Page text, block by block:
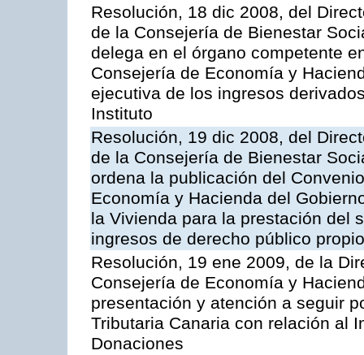
Resolución, 18 dic 2008, del
de la Consejería de Bienestar
delega en el órgano competente
Consejería de Economía y
ejecutiva de los ingresos
Instituto
Resolución, 19 dic 2008, del
de la Consejería de Bienestar
ordena la publicación del
Economía y Hacienda del
la Vivienda para la prestación del
ingresos de derecho público
Resolución, 19 ene 2009, de la
Consejería de Economía y
presentación y atención a seguir
Tributaria Canaria con relación al
Donaciones